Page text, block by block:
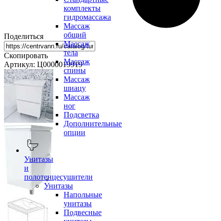
комплекты
гидромассажа
Массаж
общий
Массаж
тела
Массаж
спины
Массаж
шиацу
Массаж
ног
Подсветка
Дополнительные
опции
Унитазы
и
полотенцесушители
Унитазы
Напольные
унитазы
Подвесные
Поделиться
Скопировать
Артикул: Ц0000019919